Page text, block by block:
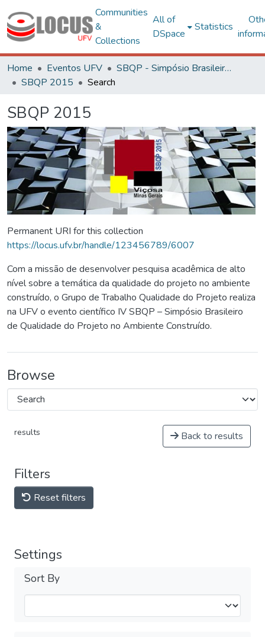
Communities
&
Collections
All of
DSpace
Statistics
Home Eventos UFV
SBQP - Simpósio Brasileiro de Qualidade do Projeto no Ambiente Construído
SBQP 2015
Search
SBQP 2015
Permanent URI for this collection
https://locus.ufv.br/handle/123456789/6007
Com a missão de desenvolver pesquisa acadêmica de alto
nível sobre a temática da qualidade do projeto no ambiente
construído, o Grupo de Trabalho Qualidade do Projeto realiza
na UFV o evento científico IV SBQP – Simpósio Brasileiro
de Qualidade do Projeto no Ambiente Construído.
Browse
results Back to results
Filters
Reset filters
Settings
Sort By